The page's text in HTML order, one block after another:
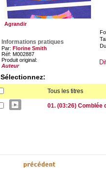
Agrandir
Informations pratiques
Par: Florine Smith
Réf: M002887
Produit original:
Auteur
Sélectionnez:
Tous les titres
01. (03:26) Comblée